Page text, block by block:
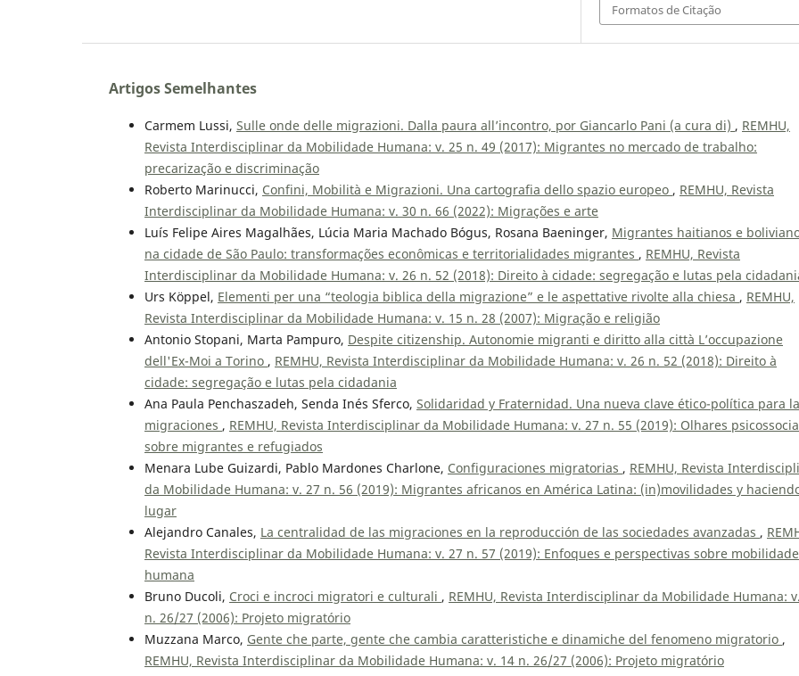
Formatos de Citação
Artigos Semelhantes
Carmem Lussi, Sulle onde delle migrazioni. Dalla paura all’incontro, por Giancarlo Pani (a cura di) , REMHU,
Revista Interdisciplinar da Mobilidade Humana: v. 25 n. 49 (2017): Migrantes no mercado de trabalho:
precarização e discriminação
Roberto Marinucci, Confini, Mobilità e Migrazioni. Una cartografia dello spazio europeo , REMHU, Revista
Interdisciplinar da Mobilidade Humana: v. 30 n. 66 (2022): Migrações e arte
Luís Felipe Aires Magalhães, Lúcia Maria Machado Bógus, Rosana Baeninger, Migrantes haitianos e
na cidade de São Paulo: transformações econômicas e territorialidades migrantes , REMHU, Revista
Interdisciplinar da Mobilidade Humana: v. 26 n. 52 (2018): Direito à cidade: segregação e lutas pela
Urs Köppel, Elementi per una “teologia biblica della migrazione” e le aspettative rivolte alla chiesa , REMHU,
Revista Interdisciplinar da Mobilidade Humana: v. 15 n. 28 (2007): Migração e religião
Antonio Stopani, Marta Pampuro, Despite citizenship. Autonomie migranti e diritto alla città L’occupazione
dell'Ex-Moi a Torino , REMHU, Revista Interdisciplinar da Mobilidade Humana: v. 26 n. 52 (2018): Direito à
cidade: segregação e lutas pela cidadania
Ana Paula Penchaszadeh, Senda Inés Sferco, Solidaridad y Fraternidad. Una nueva clave ético-política para
migraciones , REMHU, Revista Interdisciplinar da Mobilidade Humana: v. 27 n. 55 (2019): Olhares
sobre migrantes e refugiados
Menara Lube Guizardi, Pablo Mardones Charlone, Configuraciones migratorias , REMHU, Revista
da Mobilidade Humana: v. 27 n. 56 (2019): Migrantes africanos en América Latina: (in)movilidades y
lugar
Alejandro Canales, La centralidad de las migraciones en la reproducción de las sociedades avanzadas ,
Revista Interdisciplinar da Mobilidade Humana: v. 27 n. 57 (2019): Enfoques e perspectivas sobre mobilidade
humana
Bruno Ducoli, Croci e incroci migratori e culturali , REMHU, Revista Interdisciplinar da Mobilidade Humana:
n. 26/27 (2006): Projeto migratório
Muzzana Marco, Gente che parte, gente che cambia caratteristiche e dinamiche del fenomeno migratorio ,
REMHU, Revista Interdisciplinar da Mobilidade Humana: v. 14 n. 26/27 (2006): Projeto migratório